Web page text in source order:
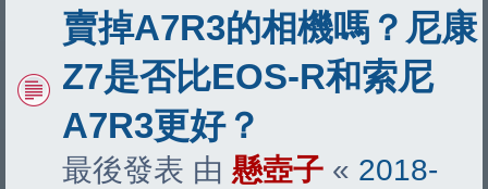
賣掉A7R3的相機嗎？尼康
Z7是否比EOS-R和索尼
A7R3更好？
最後發表 由 懸壺子 « 2018-